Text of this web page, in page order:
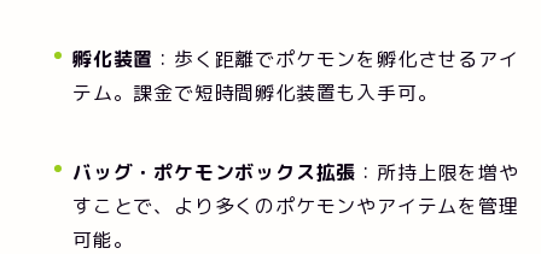
孵化装置 ：歩く距離でポケモンを孵化させるアイ
テム。課金で短時間孵化装置も入手可。
バッグ・ポケモンボックス拡張 ：所持上限を増や
すことで、より多くのポケモンやアイテムを管理
可能。